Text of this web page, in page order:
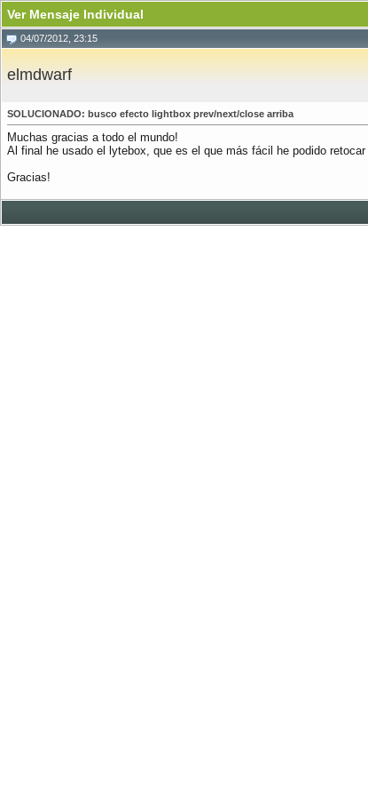
Ver Mensaje Individual
04/07/2012, 23:15
elmdwarf
SOLUCIONADO: busco efecto lightbox prev/next/close arriba
Muchas gracias a todo el mundo!
Al final he usado el lytebox, que es el que más fácil he podido
Gracias!